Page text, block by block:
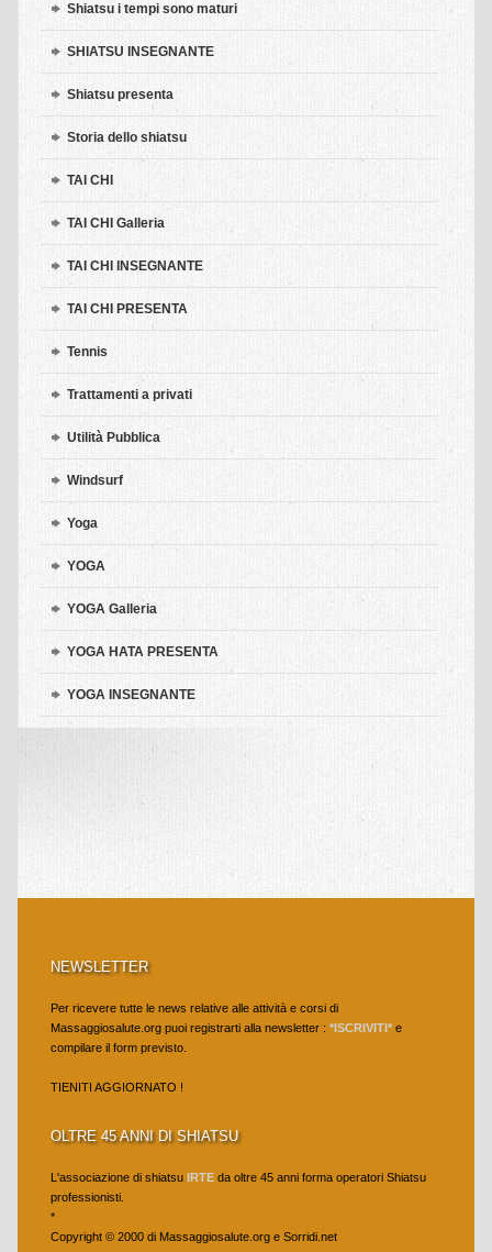
Shiatsu i tempi sono maturi
SHIATSU INSEGNANTE
Shiatsu presenta
Storia dello shiatsu
TAI CHI
TAI CHI Galleria
TAI CHI INSEGNANTE
TAI CHI PRESENTA
Tennis
Trattamenti a privati
Utilità Pubblica
Windsurf
Yoga
YOGA
YOGA Galleria
YOGA HATA PRESENTA
YOGA INSEGNANTE
NEWSLETTER
Per ricevere tutte le news relative alle attività e corsi di
Massaggiosalute.org puoi registrarti alla newsletter : *ISCRIVITI*e
compilare il form previsto.
TIENITI AGGIORNATO !
OLTRE 45 ANNI DI SHIATSU
L'associazione di shiatsu IRTE da oltre 45 anni forma operatori Shiatsu
professionisti.
*
Copyright © 2000 di Massaggiosalute.org e Sorridi.net